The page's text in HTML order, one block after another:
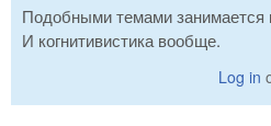
Подобными темами занимается
И когнитивистика вообще.
Log in